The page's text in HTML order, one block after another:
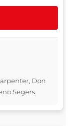
Don
Segers